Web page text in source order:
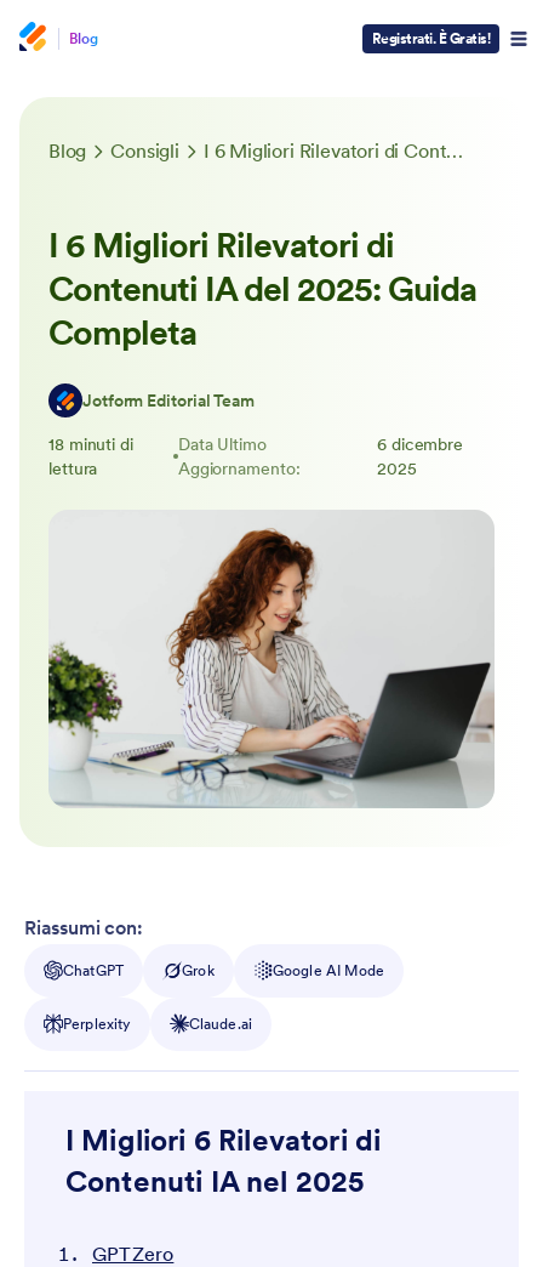
Blog Registrati. È Gratis!
Blog Consigli I 6 Migliori Rilevatori di Contenuti IA del 2025: Guida Completa
I 6 Migliori Rilevatori di
Contenuti IA del 2025: Guida
Completa
Jotform Editorial Team
18 minuti di
lettura
Data Ultimo
Aggiornamento:
6 dicembre
2025
Riassumi con:
ChatGPT Grok Google AI Mode
Perplexity Claude.ai
I Migliori 6 Rilevatori di
Contenuti IA nel 2025
GPTZero